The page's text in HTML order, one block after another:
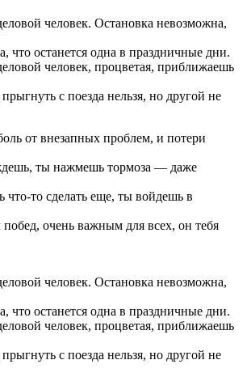
человек. Остановка невозможна,
что останется одна в праздничные дни.
человек, процветая, приближаешь
с поезда нельзя, но другой не
от внезапных проблем, и потери
ты нажмешь тормоза — даже
что-то сделать еще, ты войдешь в
очень важным для всех, он тебя
человек. Остановка невозможна,
что останется одна в праздничные дни.
человек, процветая, приближаешь
с поезда нельзя, но другой не